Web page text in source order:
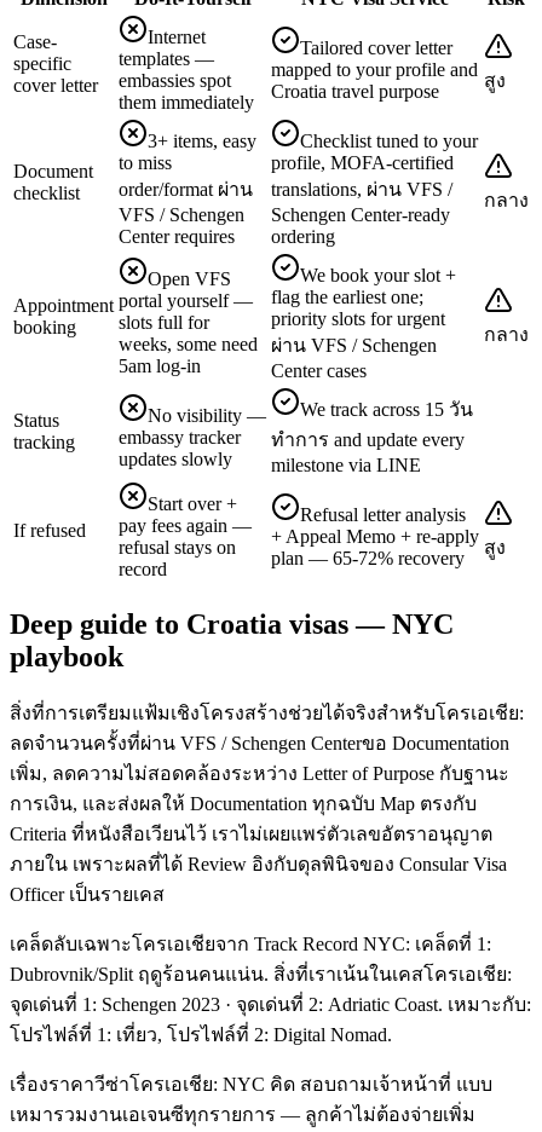
Case-
specific
cover letter
Internet
templates —
embassies spot
them immediately
Tailored cover letter
mapped to your profile and
Croatia travel purpose
สูง
Document
checklist
3+ items, easy
to miss
order/format ผ่าน
VFS / Schengen
Center requires
Checklist tuned to your
profile, MOFA-certified
translations, ผ่าน VFS /
Schengen Center-ready
ordering
กลาง
Appointment
booking
Open VFS
portal yourself —
slots full for
weeks, some need
5am log-in
We book your slot +
flag the earliest one;
priority slots for urgent
ผ่าน VFS / Schengen
Center cases
กลาง
Status
tracking
No visibility —
embassy tracker
updates slowly
We track across 15 วัน
ทำการ and update every
milestone via LINE
If refused
Start over +
pay fees again —
refusal stays on
record
Refusal letter analysis
+ Appeal Memo + re-apply
plan — 65-72% recovery
สูง
Deep guide to Croatia visas — NYC
playbook
สิ่งที่การเตรียมแฟ้มเชิงโครงสร้างช่วยได้จริงสำหรับโครเอเชีย:
ลดจำนวนครั้งที่ผ่าน VFS / Schengen Centerขอ Documentation
เพิ่ม, ลดความไม่สอดคล้องระหว่าง Letter of Purpose กับฐานะ
การเงิน, และส่งผลให้ Documentation ทุกฉบับ Map ตรงกับ
Criteria ที่หนังสือเวียนไว้ เราไม่เผยแพร่ตัวเลขอัตราอนุญาต
ภายใน เพราะผลที่ได้ Review อิงกับดุลพินิจของ Consular Visa
Officer เป็นรายเคส
เคล็ดลับเฉพาะโครเอเชียจาก Track Record NYC: เคล็ดที่ 1:
Dubrovnik/Split ฤดูร้อนคนแน่น. สิ่งที่เราเน้นในเคสโครเอเชีย:
จุดเด่นที่ 1: Schengen 2023 · จุดเด่นที่ 2: Adriatic Coast. เหมาะกับ:
โปรไฟล์ที่ 1: เที่ยว, โปรไฟล์ที่ 2: Digital Nomad.
เรื่องราคาวีซ่าโครเอเชีย: NYC คิด สอบถามเจ้าหน้าที่ แบบ
เหมารวมงานเอเจนซีทุกรายการ — ลูกค้าไม่ต้องจ่ายเพิ่ม